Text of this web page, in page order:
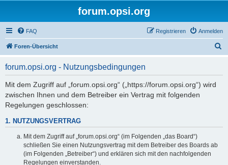
forum.opsi.org
FAQ Anmelden
Registrieren
Foren-Übersicht
forum.opsi.org - Nutzungsbedingungen
Mit dem Zugriff auf „forum.opsi.org“ („https://forum.opsi.org“) wird
zwischen Ihnen und dem Betreiber ein Vertrag mit folgenden
Regelungen geschlossen:
1. NUTZUNGSVERTRAG
Mit dem Zugriff auf „forum.opsi.org“ (im Folgenden „das Board“)
schließen Sie einen Nutzungsvertrag mit dem Betreiber des Boards ab
(im Folgenden „Betreiber“) und erklären sich mit den nachfolgenden
Regelungen einverstanden.